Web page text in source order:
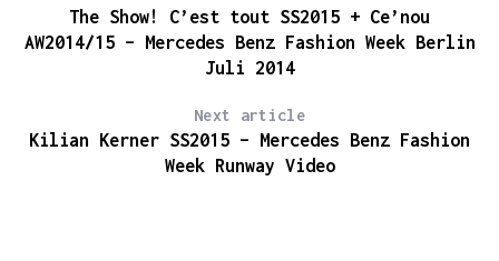
The Show! C’est tout SS2015 + Ce’nou
AW2014/15 – Mercedes Benz Fashion Week Berlin
Juli 2014
Next article
Kilian Kerner SS2015 – Mercedes Benz Fashion
Week Runway Video